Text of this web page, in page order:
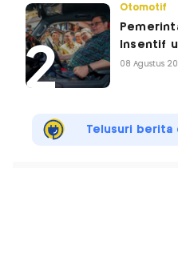
Otomotif
Insentif
08 Agustus
Telusuri berita